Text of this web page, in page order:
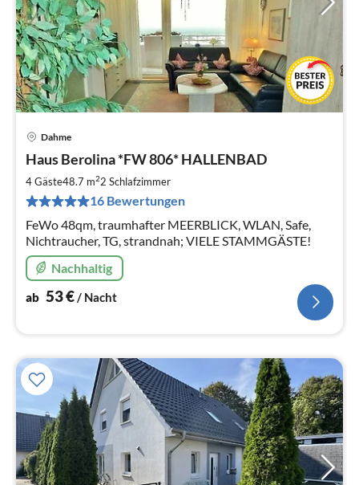
Dahme
Haus Berolina *FW 806* HALLENBAD
4 Gäste48.7 m22 Schlafzimmer
16 Bewertungen
FeWo 48qm, traumhafter MEERBLICK, WLAN, Safe,
Nichtraucher, TG, strandnah; VIELE STAMMGÄSTE!
Nachhaltig
ab 53€/ Nacht